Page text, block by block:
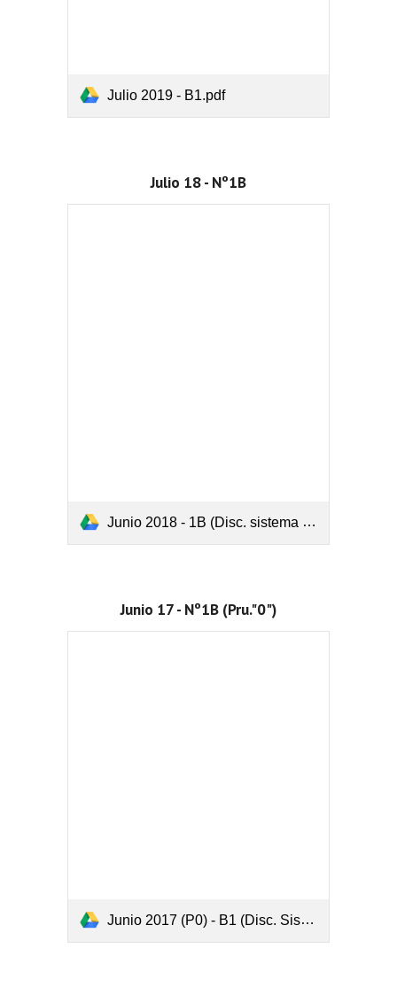
Julio 2019 - B1.pdf
Julio 18 - Nº1B
Junio 2018 - 1B (Disc. sistema y Gauss o Cramer).pdf
Junio 17 - Nº1B (Pru."0")
Junio 2017 (P0) - B1 (Disc. Sistema y Crarmer o Gauss).pdf